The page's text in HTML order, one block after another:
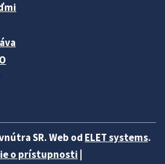
SR. Web od ELET systems.
o prístupnosti